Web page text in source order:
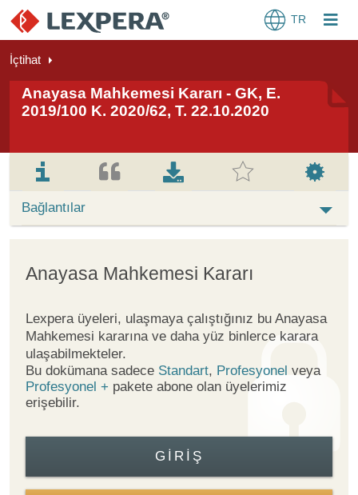
TR
İçtihat
Anayasa Mahkemesi Kararı - GK, E.
2019/100 K. 2020/62, T. 22.10.2020
Bağlantılar
Anayasa Mahkemesi Kararı
Lexpera üyeleri, ulaşmaya çalıştığınız bu Anayasa
Mahkemesi kararına ve daha yüz binlerce karara
ulaşabilmekteler.
Bu dokümana sadece Standart, Profesyonel veya
Profesyonel + pakete abone olan üyelerimiz
erişebilir.
GIRIŞ